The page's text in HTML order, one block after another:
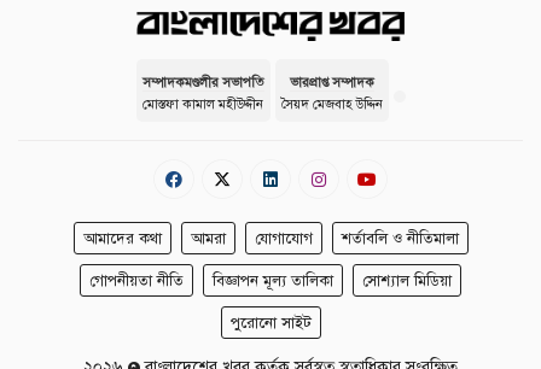
সম্পাদকমণ্ডলীর সভাপতি
মোস্তফা কামাল মহীউদ্দীন
ভারপ্রাপ্ত সম্পাদক
সৈয়দ মেজবাহ উদ্দিন
আমাদের কথা আমরা যোগাযোগ শর্তাবলি ও নীতিমালা
গোপনীয়তা নীতি বিজ্ঞাপন মূল্য তালিকা সোশ্যাল মিডিয়া
পুরোনো সাইট